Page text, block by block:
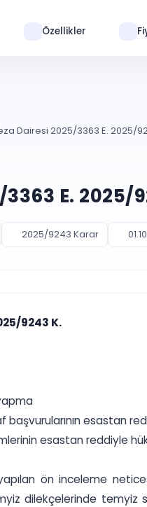
Özellikler
Dairesi 2025/3363 E. 2025/
E.
2025/9243 Karar
9243 K.
başvurularının esastan
esastan reddiyle
yapılan ön inceleme
dilekçelerinde temyiz